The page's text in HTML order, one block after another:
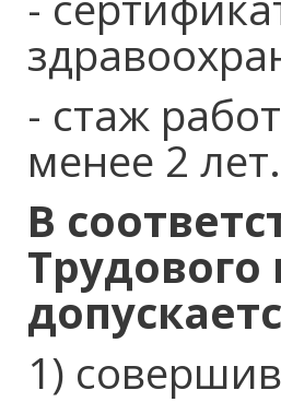
- стаж
менее 2 лет.
В
Трудового
1)